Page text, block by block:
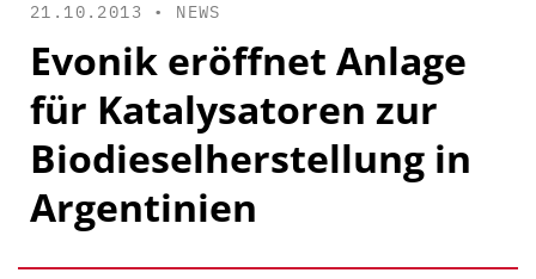
21.10.2013 • NEWS
Evonik eröffnet Anlage
für Katalysatoren zur
Biodieselherstellung in
Argentinien